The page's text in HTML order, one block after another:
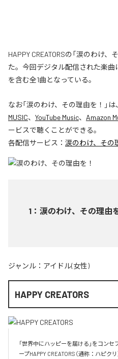
HAPPY CREATORSの「涙のわけ
た。今回デジタル配信された楽曲
を含む全1曲となっている。
なお「涙のわけ、その理由を！ 」は、
MUSIC、 YouTube Music、 Amazon
ービスで聴くことができる。
各配信サービス： 涙のわけ、その
1 ： 涙のわけ、その理由
ジャンル： アイドル(女性)
HAPPY CREATORS
「世界中にハッピーを届ける」をコン
ープHAPPY CREATORS（通称：ハピ